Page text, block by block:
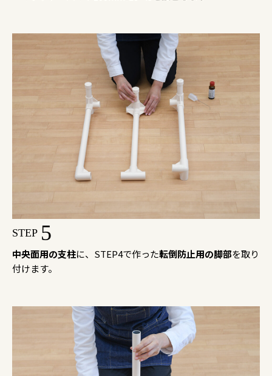
STEP 5
中央面用の支柱に、STEP4で作った転倒防止用の脚部を取り
付けます。